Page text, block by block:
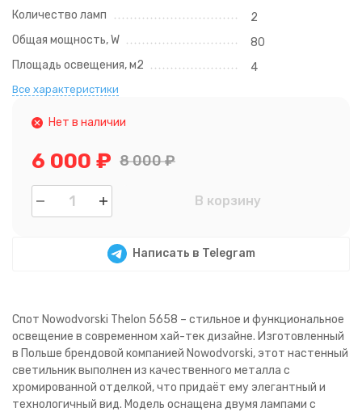
Количество ламп
2
Общая мощность, W
80
Площадь освещения, м2
4
Все характеристики
Нет в наличии
6 000 ₽ 8 000₽
В корзину
Написать в Telegram
Спот Nowodvorski Thelon 5658 – стильное и функциональное
освещение в современном хай-тек дизайне. Изготовленный
в Польше брендовой компанией Nowodvorski, этот настенный
светильник выполнен из качественного металла с
хромированной отделкой, что придаёт ему элегантный и
технологичный вид. Модель оснащена двумя лампами с